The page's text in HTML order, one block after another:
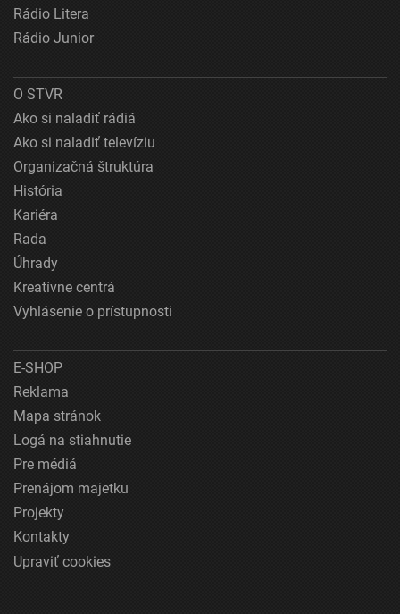
Rádio Litera
Rádio Junior
O STVR
Ako si naladiť rádiá
Ako si naladiť televíziu
Organizačná štruktúra
História
Kariéra
Rada
Úhrady
Kreatívne centrá
Vyhlásenie o prístupnosti
E-SHOP
Reklama
Mapa stránok
Logá na stiahnutie
Pre médiá
Prenájom majetku
Projekty
Kontakty
Upraviť cookies